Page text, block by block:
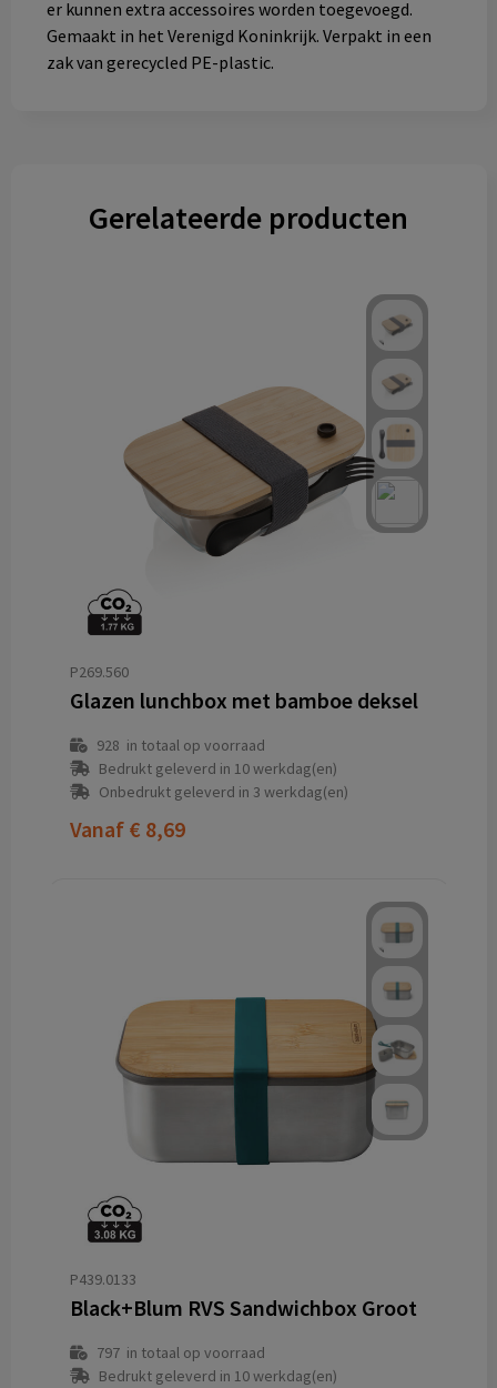
er kunnen extra accessoires worden toegevoegd.
Gemaakt in het Verenigd Koninkrijk. Verpakt in een
zak van gerecycled PE-plastic.
Gerelateerde producten
P269.560
Glazen lunchbox met bamboe deksel
928 in totaal op voorraad
Bedrukt geleverd in 10 werkdag(en)
Onbedrukt geleverd in 3 werkdag(en)
Vanaf € 8,69
P439.0133
Black+Blum RVS Sandwichbox Groot
797in totaal op voorraad
Bedrukt geleverd in 10 werkdag(en)